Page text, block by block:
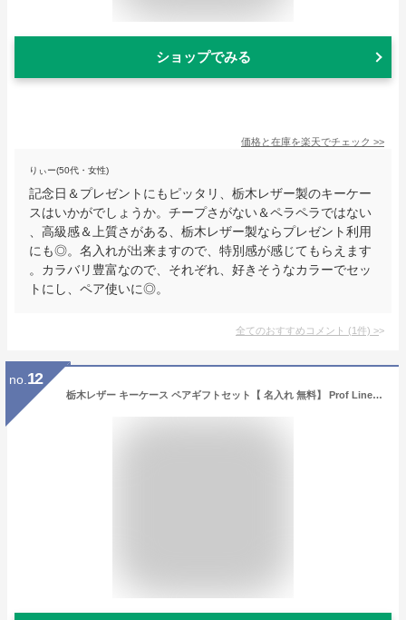
ショップでみる
価格と在庫を楽天でチェック >>
りぃー(50代・女性)
記念日＆プレゼントにもピッタリ、栃木レザー製のキーケー
スはいかがでしょうか。チープさがない＆ペラペラではない
、高級感＆上質さがある、栃木レザー製ならプレゼント利用
にも◎。名入れが出来ますので、特別感が感じてもらえます
。カラバリ豊富なので、それぞれ、好きそうなカラーでセッ
トにし、ペア使いに◎。
全てのおすすめコメント (1件) >
no. 12
栃木レザー キーケース ペアギフトセット【 名入れ 無料】 Prof Line シンプル 5連 シンプル ギフト 名前入れ 本革 カード入れ付き 免許証 カード レザー 三つ折り メンズ 革 男性 女性 誕生日 プレゼント 記念日 贈り物 バレンタイン 本革 革婚式